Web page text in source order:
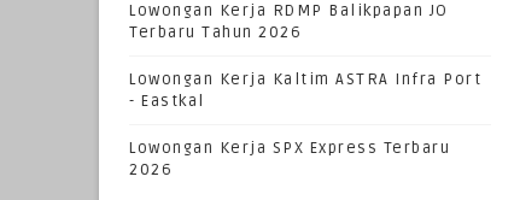
Lowongan Kerja RDMP Balikpapan JO
Terbaru Tahun 2026
Lowongan Kerja Kaltim ASTRA Infra Port
- Eastkal
Lowongan Kerja SPX Express Terbaru
2026